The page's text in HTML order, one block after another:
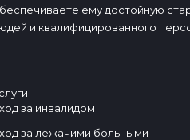
ему достойную
и квалифицированного
за инвалидом
за лежачими больными